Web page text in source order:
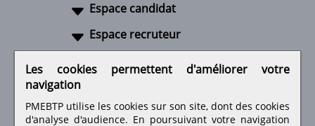
Espace candidat
Espace recruteur
Les cookies permettent d'améliorer votre
navigation
PMEBTP utilise les cookies sur son site, dont des cookies
d'analyse d'audience. En poursuivant votre navigation